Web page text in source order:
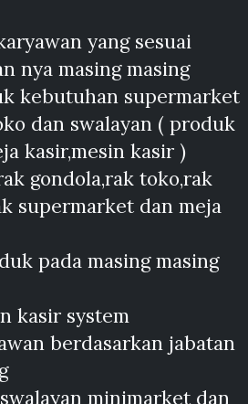
yang sesuai
nya masing masing
kebutuhan supermarket
dan swalayan ( produk
kasir,mesin kasir )
gondola,rak toko,rak
supermarket dan meja
pada masing masing
kasir system
berdasarkan jabatan
minimarket dan